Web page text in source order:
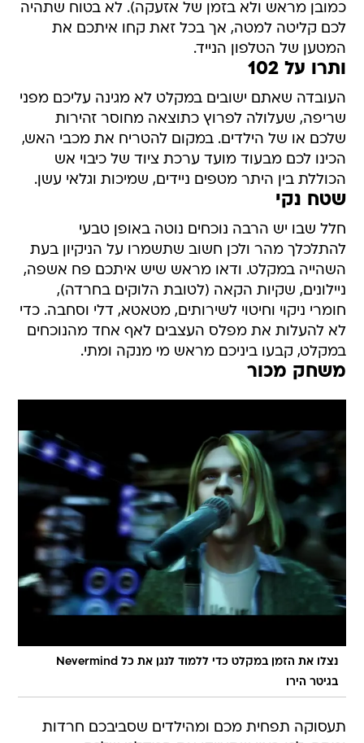
כמובן מראש ולא בזמן של אזעקה). לא בטוח שתהיה
לכם קליטה למטה, אך בכל זאת קחו איתכם את
המטען של הטלפון הנייד. ‬
ותרו על 102
העובדה שאתם ישובים במקלט לא מגינה עליכם מפני
שריפה, שעלולה לפרוץ כתוצאה מחוסר זהירות
שלכם או של הילדים. במקום להטריח את מכבי האש,
הכינו לכם מבעוד מועד ערכת ציוד של כיבוי אש
הכוללת בין היתר מטפים ניידים, שמיכות וגלאי עשן.
שטח נקי
חלל שבו יש הרבה נוכחים נוטה באופן טבעי
להתלכלך מהר ולכן חשוב שתשמרו על הניקיון בעת
השהייה במקלט‮. ‬ודאו מראש שיש איתכם פח אשפה,
ניילונים, שקיות הקאה (לטובת הלוקים בחרדה),
חומרי ניקוי וחיטוי לשירותים, ‬מטאטא‮, ‬דלי וסחבה‮.‬ כדי
לא להעלות את מפלס העצבים לאף אחד מהנוכחים
במקלט, קבעו ביניכם מראש מי מנקה ומתי.
משחק מכור
נצלו את הזמן במקלט כדי ללמוד לנגן את כל Nevermind
בגיטר הירו
תעסוקה‮ תפחית מכם ומהילדים שסביבכם חרדות